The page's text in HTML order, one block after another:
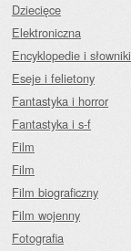
Dziecięce
Elektroniczna
Encyklopedie i słowniki
Eseje i felietony
Fantastyka i horror
Fantastyka i s-f
Film
Film
Film biograficzny
Film wojenny
Fotografia